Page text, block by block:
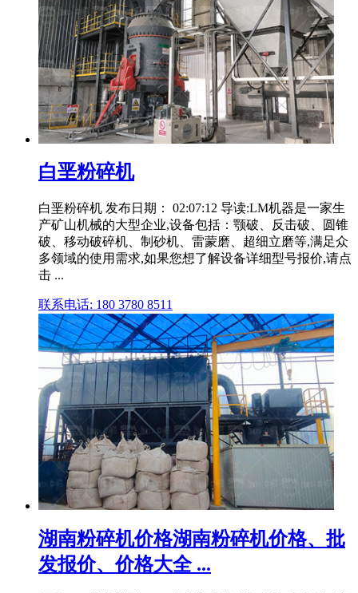
白垩粉碎机
白垩粉碎机 发布日期： 02:07:12 导读:LM机器是一家生
产矿山机械的大型企业,设备包括：颚破、反击破、圆锥
破、移动破碎机、制砂机、雷蒙磨、超细立磨等,满足众
多领域的使用需求,如果您想了解设备详细型号报价,请点
击 ...
联系电话: 180 3780 8511
湖南粉碎机价格湖南粉碎机价格、批
发报价、价格大全 ...